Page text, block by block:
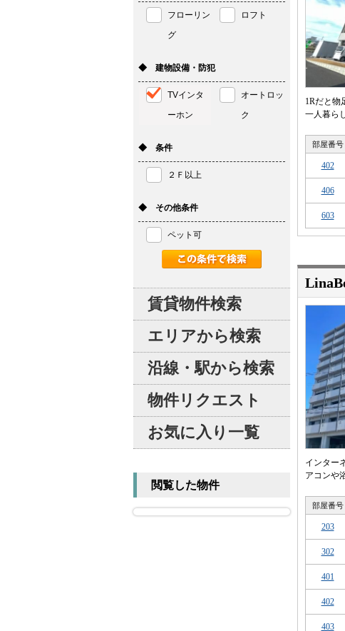
1Rだと物
一人暮ら
部屋番号
402
406
603
インター
アコンや
部屋番号
203
302
401
402
403
フローリン
グ
ロフト
◆ 建物設備・防犯
TVインタ
ーホン
オートロッ
ク
◆ 条件
２Ｆ以上
◆ その他条件
ペット可
賃貸物件検索
エリアから検索
沿線・駅から検索
物件リクエスト
お気に入り一覧
閲覧した物件